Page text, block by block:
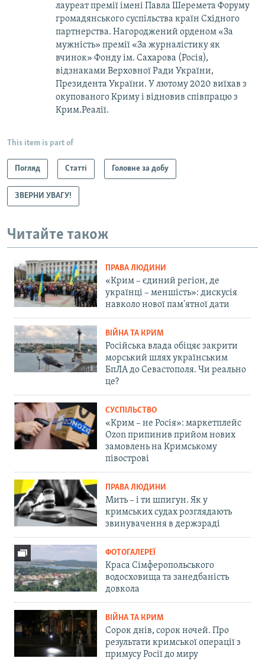
лауреат премії імені Павла Шеремета Форуму
громадянського суспільства країн Східного
партнерства. Нагороджений орденом «За
мужність» премії «За журналістику як
вчинок» Фонду ім. Сахарова (Росія),
відзнаками Верховної Ради України,
Президента України. У лютому 2020 виїхав з
окупованого Криму і відновив співпрацю з
Крим.Реалії.
This item is part of
Погляд Статті Головне за добу
ЗВЕРНИ УВАГУ!
Читайте також
ПРАВА ЛЮДИНИ
«Крим – єдиний регіон, де
українці – меншість»: дискусія
навколо нової пам'ятної дати
ВІЙНА ТА КРИМ
Російська влада обіцяє закрити
морський шлях українським
БпЛА до Севастополя. Чи реально
це?
СУСПІЛЬСТВО
«Крим – не Росія»: маркетплейс
Ozon припинив прийом нових
замовлень на Кримському
півострові
ПРАВА ЛЮДИНИ
Мить – і ти шпигун. Як у
кримських судах розглядають
звинувачення в держзраді
ФОТОГАЛЕРЕЇ
Краса Сімферопольського
водосховища та занедбаність
довкола
ВІЙНА ТА КРИМ
Сорок днів, сорок ночей. Про
результати кримської операції з
примусу Росії до миру